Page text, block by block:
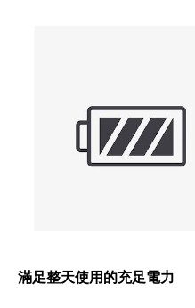
滿足整天使用的充足電力